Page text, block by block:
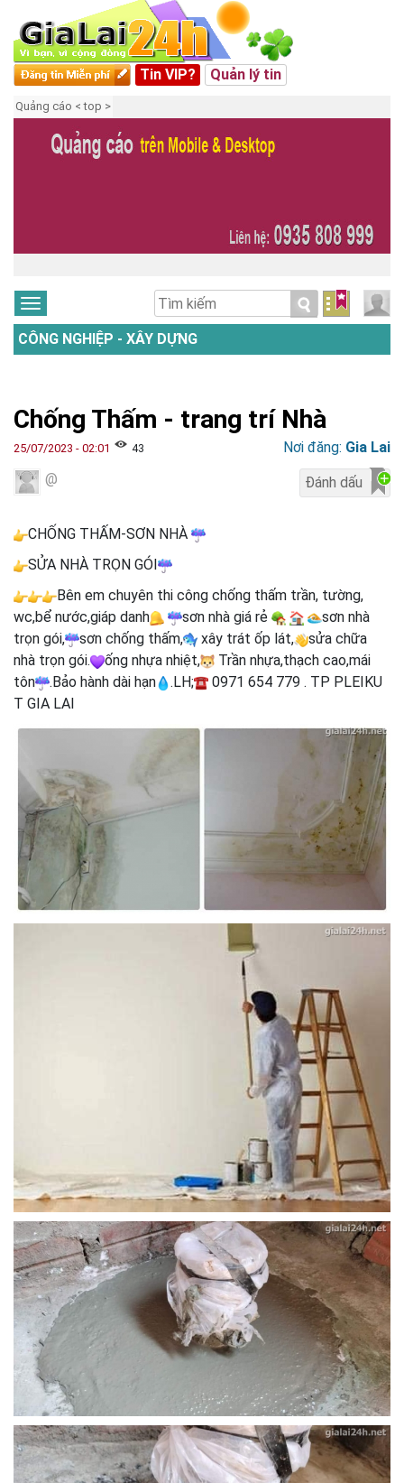
Tin VIP? Quản lý tin
Quảng cáo < top >
CÔNG NGHIỆP - XÂY DỰNG
Chống Thấm - trang trí Nhà
25/07/2023 - 02:01 43 Nơi đăng: Gia Lai
@
CHỐNG THẤM-SƠN NHÀ
SỬA NHÀ TRỌN GÓI
Bên em chuyên thi công chống thấm trần, tường,
wc,bể nước,giáp danh
sơn nhà giá rẻ
sơn nhà
trọn gói,
sơn chống thấm, xây trát ốp lát,
sửa chữa
nhà trọn gói.
ống nhựa nhiệt,
Trần nhựa,thạch cao,mái
tôn
.Bảo hành dài hạn .LH;
0971 654 779 . TP PLEIKU
T GIA LAI